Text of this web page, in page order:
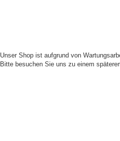
Unser Shop ist aufgrund von
Bitte besuchen Sie uns zu einem